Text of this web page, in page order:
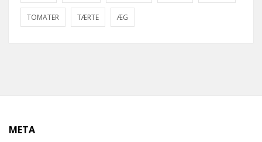
TOMATER TÆRTE ÆG
META